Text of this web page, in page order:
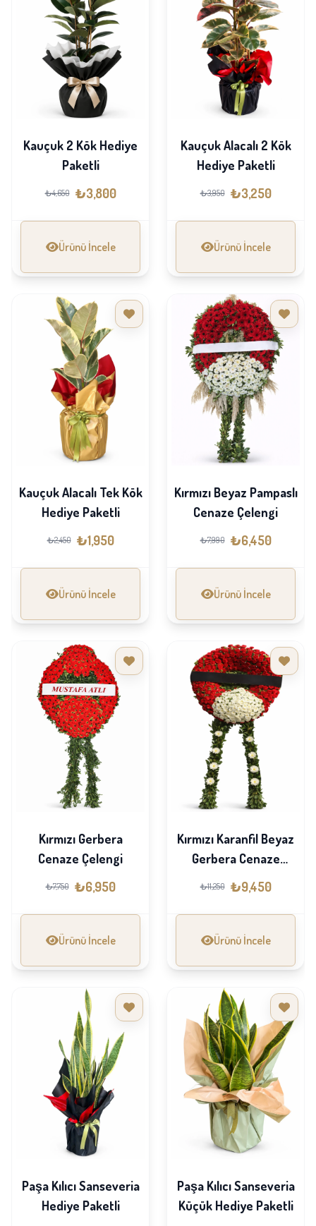
Kauçuk 2 Kök Hediye
Paketli
₺4,650 ₺3,800
Ürünü İncele
Kauçuk Alacalı 2 Kök
Hediye Paketli
₺3,950 ₺3,250
Ürünü İncele
Kauçuk Alacalı Tek Kök
Hediye Paketli
₺2,450 ₺1,950
Ürünü İncele
Kırmızı Beyaz Pampaslı
Cenaze Çelengi
₺7,990 ₺6,450
Ürünü İncele
Kırmızı Gerbera
Cenaze Çelengi
₺7,750 ₺6,950
Ürünü İncele
Kırmızı Karanfil Beyaz
Gerbera Cenaze
Çelengi
₺11,250 ₺9,450
Ürünü İncele
Paşa Kılıcı Sanseveria
Hediye Paketli
Paşa Kılıcı Sanseveria
Küçük Hediye Paketli